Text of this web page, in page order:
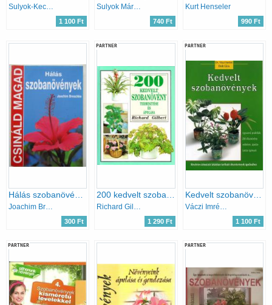
Sulyok-Kecskés-Kuhn-Szabó
1 100 Ft
Sulyok Mária · Kecskés Tibor
740 Ft
Kurt Henseler
990 Ft
300 Ft
PARTNER
1 290 Ft
PARTNER
Kedvelt szobanövények
1 100 Ft
PARTNER PARTNER